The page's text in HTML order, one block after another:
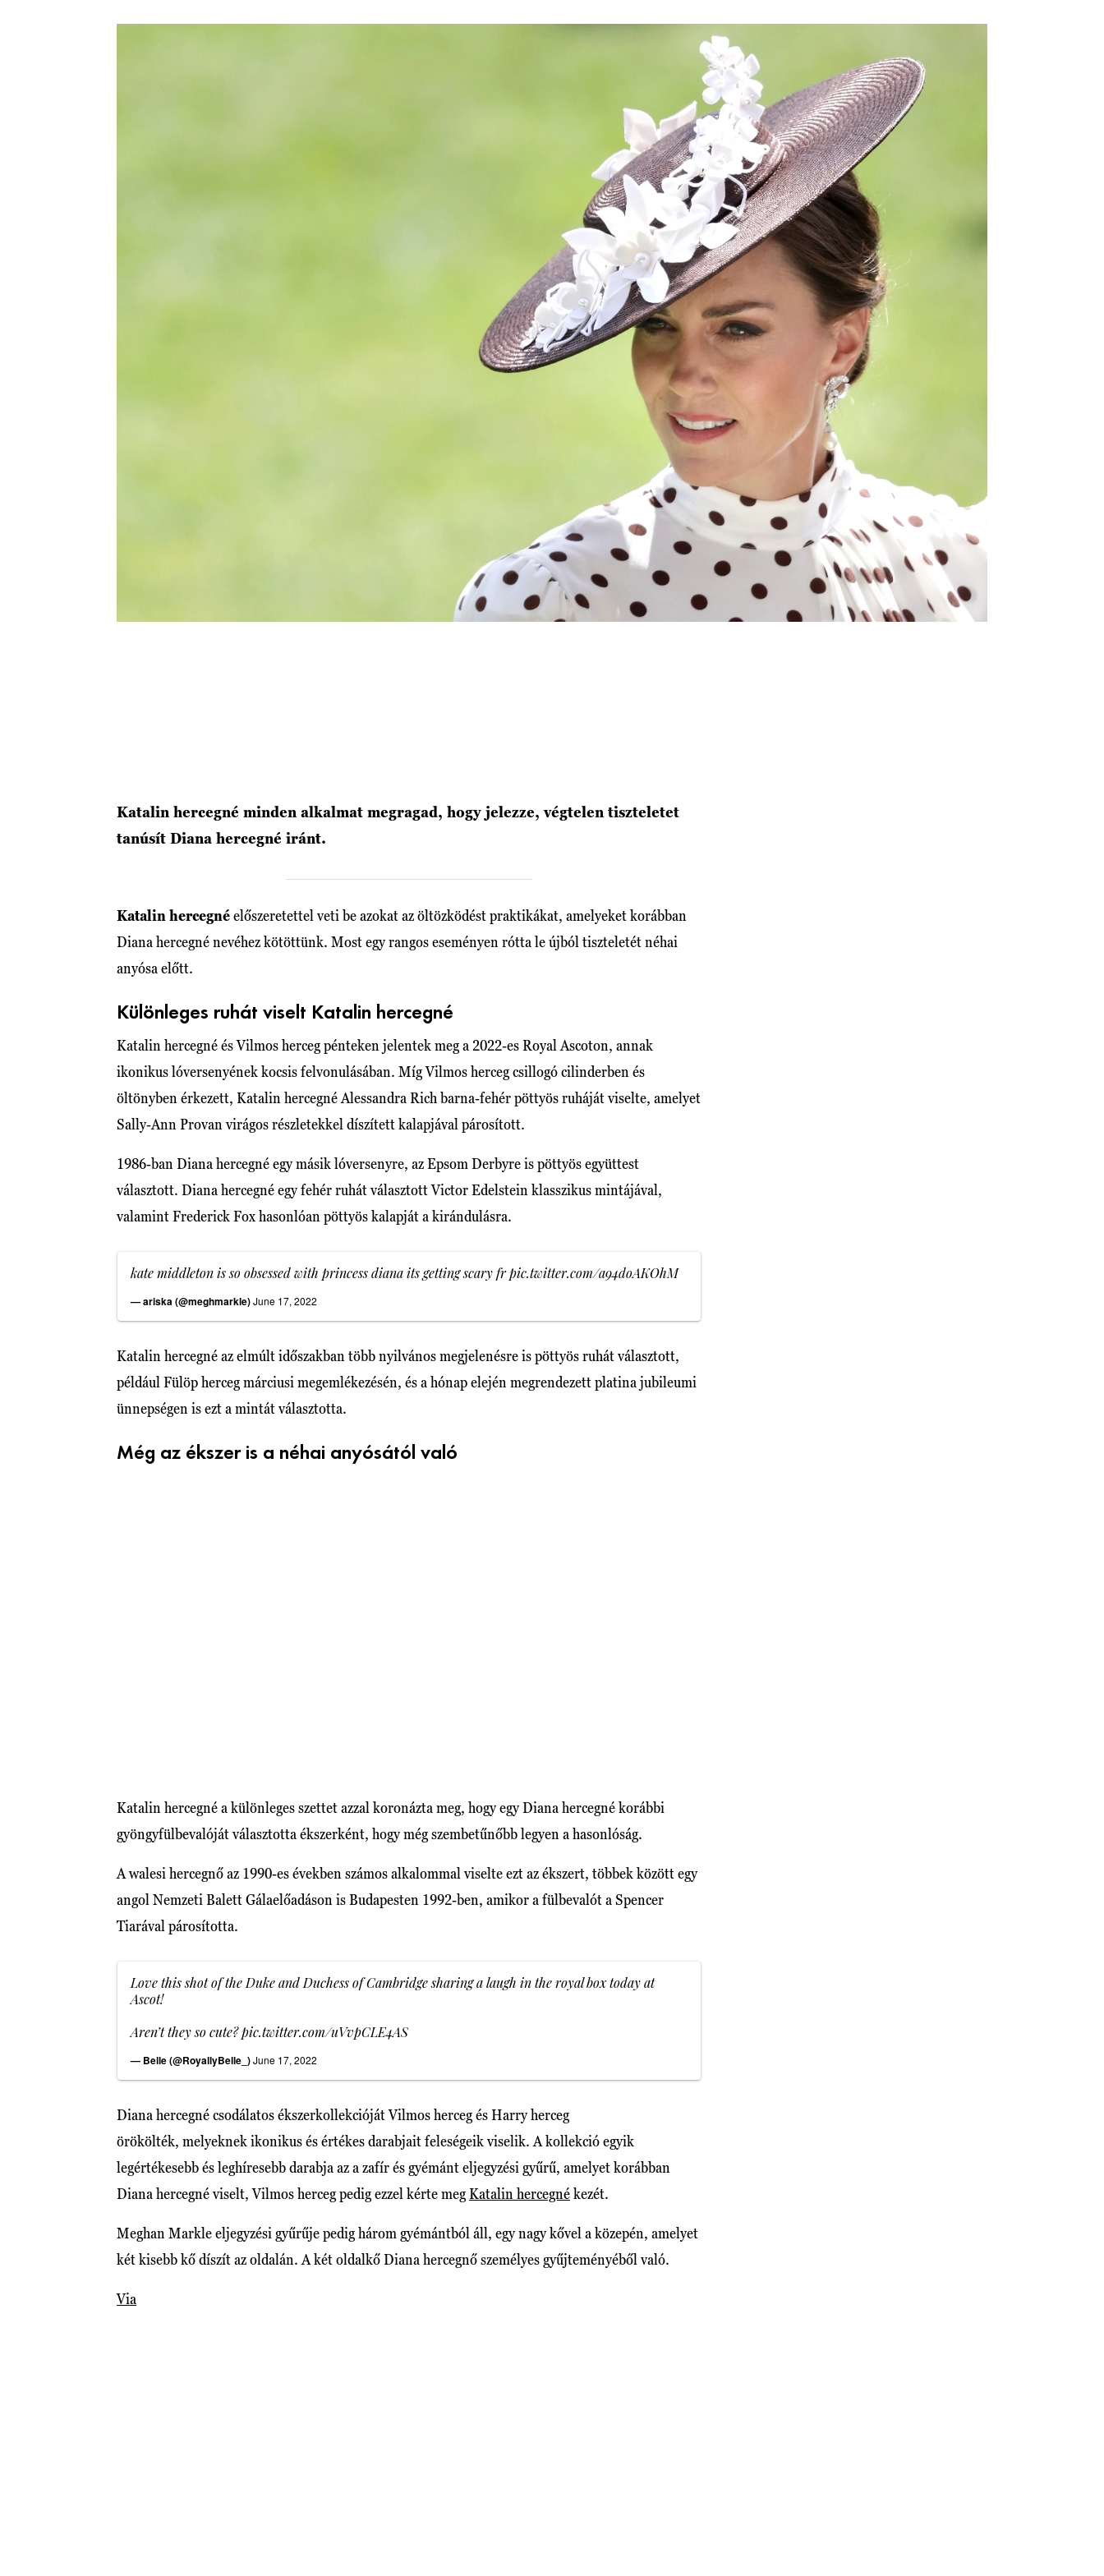
Katalin hercegné minden alkalmat megragad, hogy jelezze, végtelen tiszteletet
tanúsít Diana hercegné iránt.
Katalin hercegnéelőszeretettel veti be azokat az öltözködést praktikákat, amelyeket korábban
Diana hercegné nevéhez kötöttünk. Most egy rangos eseményen rótta le újból tiszteletét néhai
anyósa előtt.
Különleges ruhát viselt Katalin hercegné
Katalin hercegné és Vilmos herceg pénteken jelentek meg a 2022-es Royal Ascoton, annak
ikonikus lóversenyének kocsis felvonulásában. Míg Vilmos herceg csillogó cilinderben és
öltönyben érkezett, Katalin hercegné Alessandra Rich barna-fehér pöttyös ruháját viselte, amelyet
Sally-Ann Provan virágos részletekkel díszített kalapjával párosított.
1986-ban Diana hercegné egy másik lóversenyre, az Epsom Derbyre is pöttyös együttest
választott. Diana hercegné egy fehér ruhát választott Victor Edelstein klasszikus mintájával,
valamint Frederick Fox hasonlóan pöttyös kalapját a kirándulásra.
kate middleton is so obsessed with princess diana its getting scary frpic.twitter.com/a94doAKOhM
— ariska (@meghmarkle)June 17, 2022
Katalin hercegné az elmúlt időszakban több nyilvános megjelenésre is pöttyös ruhát választott,
például Fülöp herceg márciusi megemlékezésén, és a hónap elején megrendezett platina jubileumi
ünnepségen is ezt a mintát választotta.
Még az ékszer is a néhai anyósától való
Katalin hercegné a különleges szettet azzal koronázta meg, hogy egy Diana hercegné korábbi
gyöngyfülbevalóját választotta ékszerként, hogy még szembetűnőbb legyen a hasonlóság.
A walesi hercegnő az 1990-es években számos alkalommal viselte ezt az ékszert, többek között egy
angol Nemzeti Balett Gálaelőadáson is Budapesten 1992-ben, amikor a fülbevalót a Spencer
Tiarával párosította.
Love this shot of the Duke and Duchess of Cambridge sharing a laugh in the royal box today at
Ascot!
Aren’t they so cute?pic.twitter.com/uVvpCLE4AS
— Belle (@RoyallyBelle_)June 17, 2022
Diana hercegné csodálatos ékszerkollekcióját Vilmos herceg és Harry herceg
örökölték, melyeknek ikonikus és értékes darabjait feleségeik viselik. A kollekció egyik
legértékesebb és leghíresebb darabja az a zafír és gyémánt eljegyzési gyűrű, amelyet korábban
Diana hercegné viselt, Vilmos herceg pedig ezzel kérte meg Katalin hercegnékezét.
Meghan Markle eljegyzési gyűrűje pedig három gyémántból áll, egy nagy kővel a közepén, amelyet
két kisebb kő díszít az oldalán. A két oldalkő Diana hercegnő személyes gyűjteményéből való.
Via